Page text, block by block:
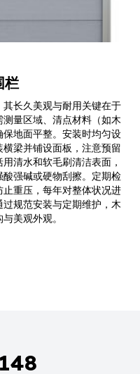
栏
长久美观与耐用关键在于
量区域、清点材料（如木
地面平整。安装时均匀设
梁并铺设面板，注意预留
清水和软毛刷清洁表面，
强碱或硬物刮擦。定期检
重压，每年对整体状况进
规范安装与定期维护，木
美观外观。